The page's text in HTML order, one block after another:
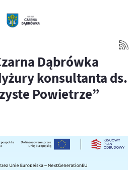
Dąbrówka
konsultanta ds.
Powietrze”